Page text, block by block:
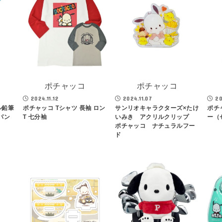
鉛筆
ン
ポチャッコ
2024.11.12
ポチャッコ Tシャツ 長袖 ロン
T 七分袖
ポチャッコ
2024.11.07
サンリオキャラクターズ×たけ
いみき アクリルクリップ
ポチャッコ ナチュラルフー
ド
ポチ
ー（